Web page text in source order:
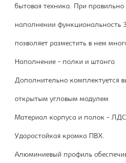
бытовая техника. При
наполнении функциональность
позволяет разместить в нем
Наполнение - полки и штанга
Дополнительно комплектуется
открытым угловым модулем
Материал корпуса и полок -
Ударостойкая кромка ПВХ.
Алюминиевый профиль